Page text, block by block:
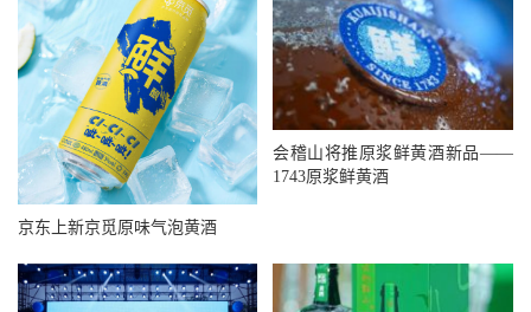
京东上新京觅原味气泡黄酒
会稽山将推原浆鲜黄酒新品——
1743原浆鲜黄酒